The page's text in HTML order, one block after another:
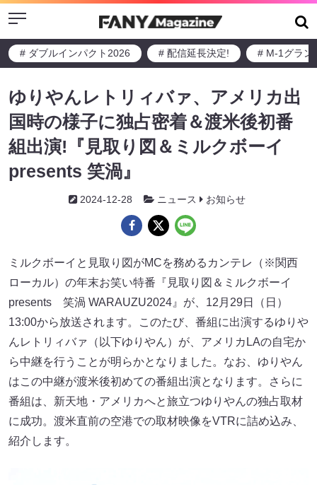
Menu
# ダブルインパクト2026 # 配信延長決定! # M-1グラン
ゆりやんレトリィバァ、アメリカ出
国時の様子に独占密着＆渡米後初番
組出演!『見取り図＆ミルクボーイ
presents 笑渦』
2024-12-28 ニュース お知らせ
ミルクボーイと見取り図がMCを務めるカンテレ（※関西
ローカル）の年末お笑い特番『見取り図＆ミルクボーイ
presents 笑渦 WARAUZU2024』が、12月29日（日）
13:00から放送されます。このたび、番組に出演するゆりや
んレトリィバァ（以下ゆりやん）が、アメリカLAの自宅か
ら中継を行うことが明らかとなりました。なお、ゆりやん
はこの中継が渡米後初めての番組出演となります。さらに
番組は、新天地・アメリカへと旅立つゆりやんの独占取材
に成功。渡米直前の空港での取材映像をVTRに詰め込み、
紹介します。